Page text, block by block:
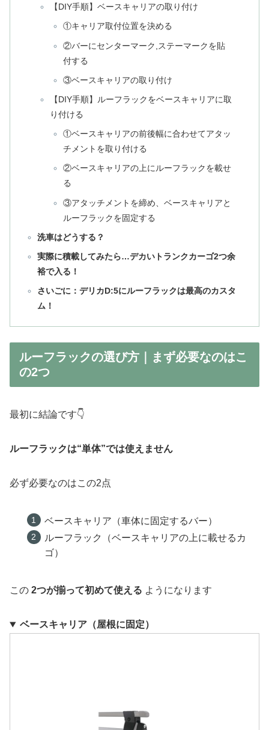
【DIY手順】ベースキャリアの取り付け
①キャリア取付位置を決める
②バーにセンターマーク,ステーマークを貼
付する
③ベースキャリアの取り付け
【DIY手順】ルーフラックをベースキャリアに取
り付ける
①ベースキャリアの前後幅に合わせてアタッ
チメントを取り付ける
②ベースキャリアの上にルーフラックを載せ
る
③アタッチメントを締め、ベースキャリアと
ルーフラックを固定する
洗車はどうする？
実際に積載してみたら…デカいトランクカーゴ2つ余
裕で入る！
さいごに：デリカD:5にルーフラックは最高のカスタ
ム！
ルーフラックの選び方｜まず必要なのはこ
の2つ
最初に結論です👇
ルーフラックは“単体”では使えません
必ず必要なのはこの2点
ベースキャリア（車体に固定するバー）
ルーフラック（ベースキャリアの上に載せるカ
ゴ）
この 2つが揃って初めて使える ようになります
ベースキャリア（屋根に固定）